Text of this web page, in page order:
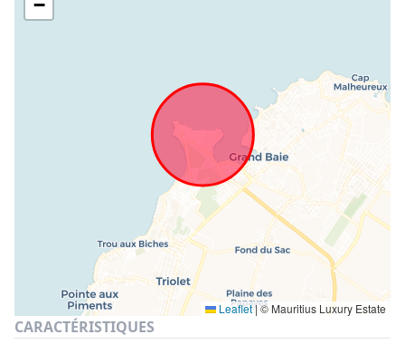
−
Leaflet|© Mauritius Luxury Estate
CARACTÉRISTIQUES